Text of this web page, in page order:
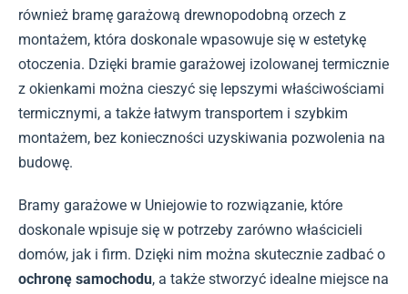
również bramę garażową drewnopodobną orzech z
montażem, która doskonale wpasowuje się w estetykę
otoczenia. Dzięki bramie garażowej izolowanej termicznie
z okienkami można cieszyć się lepszymi właściwościami
termicznymi, a także łatwym transportem i szybkim
montażem, bez konieczności uzyskiwania pozwolenia na
budowę.
Bramy garażowe w Uniejowie to rozwiązanie, które
doskonale wpisuje się w potrzeby zarówno właścicieli
domów, jak i firm. Dzięki nim można skutecznie zadbać o
ochronę samochodu, a także stworzyć idealne miejsce na